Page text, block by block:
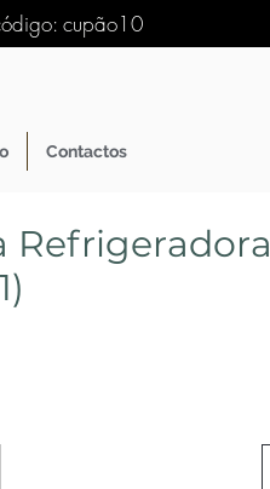
cupão10
Refrigeradora
Contactos